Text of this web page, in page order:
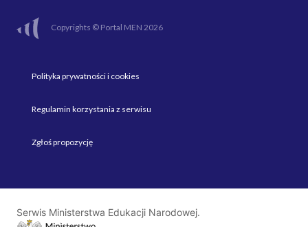
Copyrights © Portal MEN 2026
Polityka prywatności i cookies
Regulamin korzystania z serwisu
Zgłoś propozycję
Serwis Ministerstwa Edukacji Narodowej.